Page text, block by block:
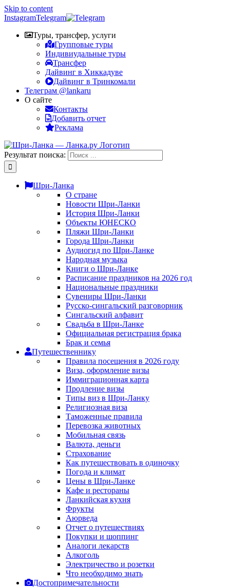
Skip to content
InstagramTelegram
Туры, трансфер, услуги
Групповые туры
Индивиудальные туры
Трансфер
Дайвинг в Хиккадуве
Дайвинг в Тринкомали
Телеграм @lankaru
О сайте
Контакты
Добавить отчет
Реклама
Результат поиска:
Шри-Ланка
О стране
Новости Шри-Ланки
История Шри-Ланки
Объекты ЮНЕСКО
Пляжи Шри-Ланки
Города Шри-Ланки
Аудиогид по Шри-Ланке
Народная музыка
Книги о Шри-Ланке
Расписание праздников на 2026 год
Национальные праздники
Сувениры Шри-Ланки
Русско-сингальский разговорник
Сингальский алфавит
Свадьба в Шри-Ланке
Официальная регистрация брака
Брак и семья
Путешественнику
Правила посещения в 2026 году
Виза, оформление визы
Иммиграционная карта
Продление визы
Типы виз в Шри-Ланку
Религиозная виза
Таможенные правила
Перевозка животных
Мобильная связь
Валюта, деньги
Страхование
Как путешествовать в одиночку
Погода и климат
Цены в Шри-Ланке
Кафе и рестораны
Ланкийская кухня
Фрукты
Аюрведа
Отчет о путешествиях
Покупки и шоппинг
Аналоги лекарств
Алкоголь
Электричество и розетки
Что необходимо знать
Достопримечательности